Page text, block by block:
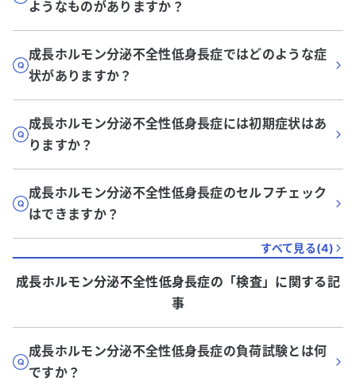
ようなものがありますか？
成長ホルモン分泌不全性低身長症ではどのような症
状がありますか？
成長ホルモン分泌不全性低身長症には初期症状はあ
りますか？
成長ホルモン分泌不全性低身長症のセルフチェック
はできますか？
すべて見る(4)
成長ホルモン分泌不全性低身長症の「検査」に関する記
事
成長ホルモン分泌不全性低身長症の負荷試験とは何
ですか？